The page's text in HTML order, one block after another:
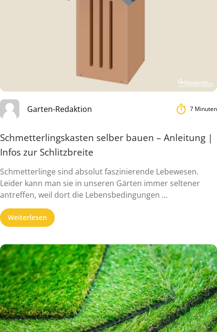
Garten-Redaktion 7 Minuten
Schmetterlingskasten selber bauen – Anleitung |
Infos zur Schlitzbreite
Schmetterlinge sind absolut faszinierende Lebewesen.
Leider kann man sie in unseren Gärten immer seltener
antreffen, weil dort die Lebensbedingungen ...
Weiterlesen